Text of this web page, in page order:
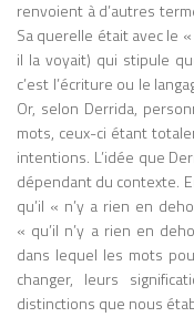
renvoient à d’autres
Sa querelle était avec le
il la voyait) qui stipule
c’est l’écriture ou le
Or, selon Derrida,
mots, ceux-ci étant
intentions. L’idée que
dépendant du contexte.
qu’il « n’y a rien en
« qu’il n’y a rien en
dans lequel les mots
changer, leurs
distinctions que nous